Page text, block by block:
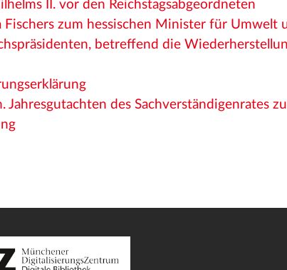
II. vor den Reichstagsabgeordneten
Fischers zum hessischen Minister für Umwelt
betreffend die
Jahresgutachten des Sachverständigenrates